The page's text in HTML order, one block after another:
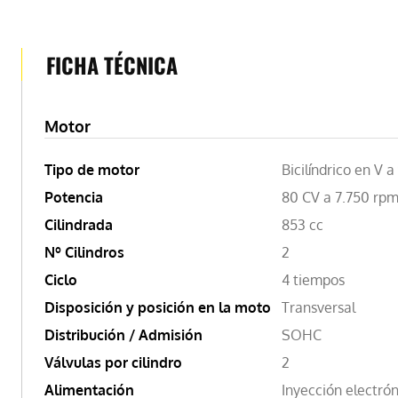
FICHA TÉCNICA
Motor
Tipo de motor
Bicilíndrico en V a
Potencia
80 CV a 7.750 rpm
Cilindrada
853 cc
Nº Cilindros
2
Ciclo
4 tiempos
Disposición y posición en la moto
Transversal
Distribución / Admisión
SOHC
Válvulas por cilindro
2
Alimentación
Inyección